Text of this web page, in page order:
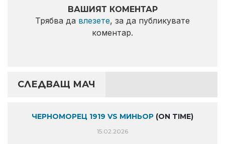
ВАШИЯТ КОМЕНТАР
Трябва да влезете, за да публикувате
коментар.
СЛЕДВАЩ МАЧ
ЧЕРНОМОРЕЦ 1919 VS МИНЬОР (ON TIME)
15.02.2026